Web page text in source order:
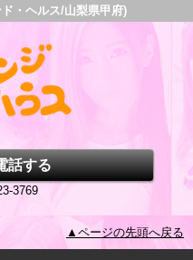
・ヘルス/山梨県甲府)
話する
3769
▲ページの先頭へ戻る